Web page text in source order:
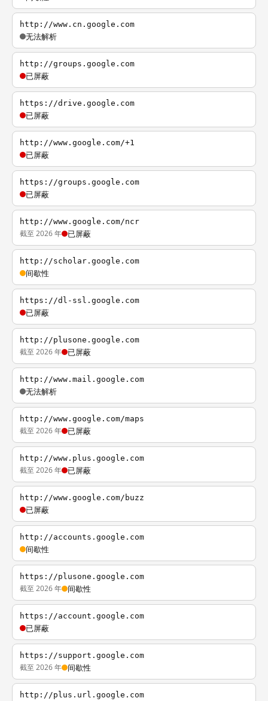
http://www.cn.google.com
无法解析
http://groups.google.com
已屏蔽
https://drive.google.com
已屏蔽
http://www.google.com/+1
已屏蔽
https://groups.google.com
已屏蔽
http://www.google.com/ncr
截至 2026 年 已屏蔽
http://scholar.google.com
间歇性
https://dl-ssl.google.com
已屏蔽
http://plusone.google.com
截至 2026 年 已屏蔽
http://www.mail.google.com
无法解析
http://www.google.com/maps
截至 2026 年 已屏蔽
http://www.plus.google.com
截至 2026 年 已屏蔽
http://www.google.com/buzz
已屏蔽
http://accounts.google.com
间歇性
https://plusone.google.com
截至 2026 年 间歇性
https://account.google.com
已屏蔽
https://support.google.com
截至 2026 年 间歇性
http://plus.url.google.com